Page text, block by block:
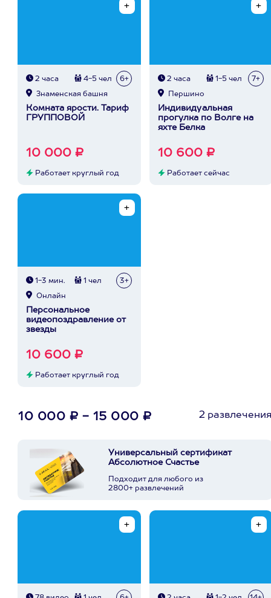
2 часа 4-5 чел 6+
Знаменская башня
Комната ярости. Тариф
ГРУППОВОЙ
10 000 ₽
Работает круглый год
2 часа 1-5 чел 7+
Першино
Индивидуальная
прогулка по Волге на
яхте Белка
10 600 ₽
Работает сейчас
1-3 мин. 1 чел 3+
Онлайн
Персональное
видеопоздравление от
звезды
10 600 ₽
Работает круглый год
10 000 ₽ - 15 000 ₽ 2
Универсальный сертификат
Абсолютное Счастье
Подходит для любого из
2800+ развлечений